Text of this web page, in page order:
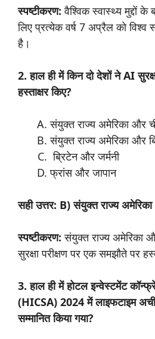
स्पष्टीकरण: वैश्विक स्वास्थ्य मुद्दों
लिए प्रत्येक वर्ष 7 अप्रैल को विश्व
है।
2. हाल ही में किन दो देशों ने AI
हस्ताक्षर किए?
संयुक्त राज्य अमेरिका और
संयुक्त राज्य अमेरिका और
ब्रिटेन और जर्मनी
फ्रांस और जापान
सही उत्तर: B) संयुक्त राज्य
स्पष्टीकरण: संयुक्त राज्य अमेरिका
सुरक्षा परीक्षण पर एक समझौते पर
3. हाल ही में होटल इन्वेस्टमेंट
(HICSA) 2024 में लाइफटाइम
सम्मानित किया गया?